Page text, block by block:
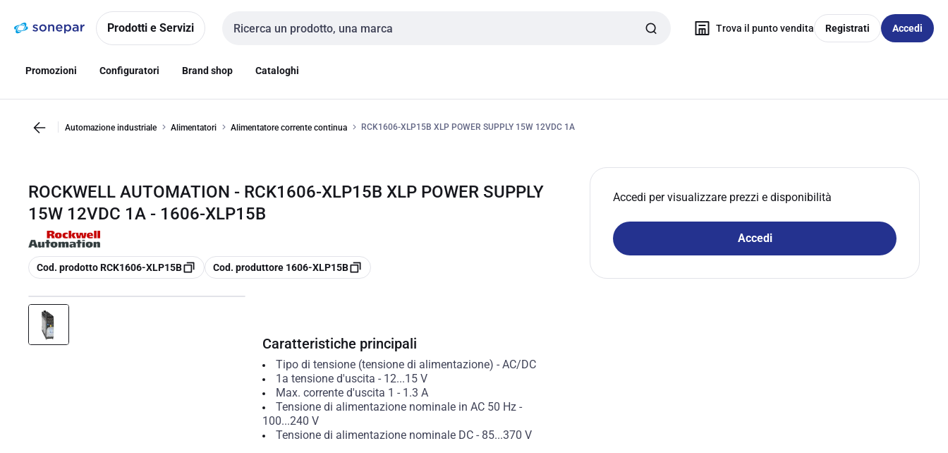
navigazionealla
Prodotti e Servizi
Cerca input
Trova il punto vendita Registrati Accedi
Promozioni Configuratori Brand shop Cataloghi
Automazione industriale Alimentatori Alimentatore corrente continua RCK1606-XLP15B XLP POWER SUPPLY 15W 12VDC 1A
ROCKWELL AUTOMATION - RCK1606-XLP15B XLP POWER SUPPLY
15W 12VDC 1A - 1606-XLP15B
copia
Cod. prodotto RCK1606-XLP15B copia
Cod. produttore 1606-XLP15B
Accedi per visualizzare prezzi e disponibilità
Accedi
Caratteristiche principali
Tipo di tensione (tensione di alimentazione) - AC/DC
1a tensione d'uscita - 12...15 V
Max. corrente d'uscita 1 - 1.3 A
Tensione di alimentazione nominale in AC 50 Hz-
100...240 V
Tensione di alimentazione nominale DC- 85...370 V